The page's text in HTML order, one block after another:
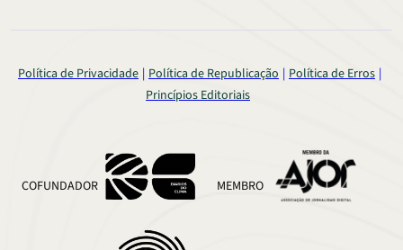
Política de Privacidade Política de Republicação Política de Erros
Princípios Editoriais
COFUNDADOR MEMBRO